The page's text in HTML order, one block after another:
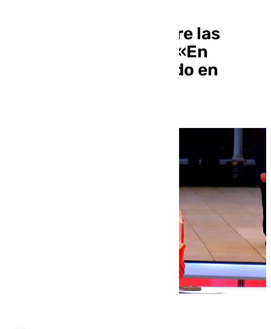
Carolina España, sobre las
viviendas turísticas: «En
Málaga han proliferado en